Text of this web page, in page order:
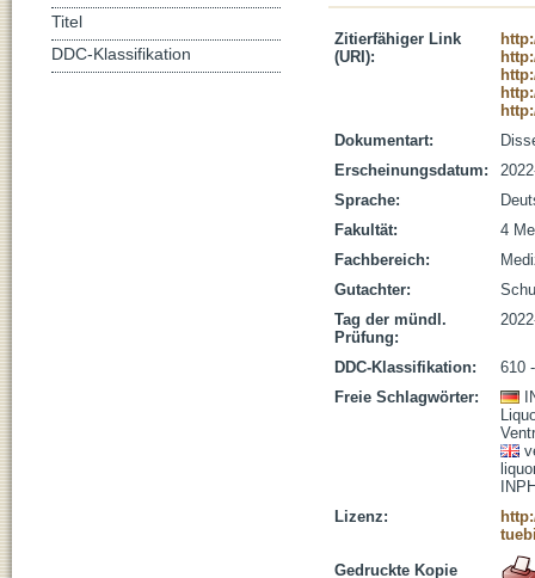
Zitierfähiger Link
(URI):
Dokumentart:
Erscheinungsdatum:
Sprache:
Fakultät:
4
Fachbereich:
Gutachter:
Tag der mündl.
Prüfung:
DDC-Klassifikation:
610
Freie Schlagwörter:
Lizenz:
Gedruckte Kopie
Titel
DDC-Klassifikation